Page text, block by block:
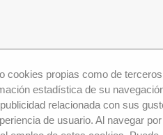
cookies propias como de terceros
estadística de su
relacionada con sus
de usuario. Al navegar por